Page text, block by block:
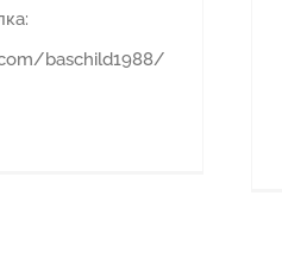
baschild1988/